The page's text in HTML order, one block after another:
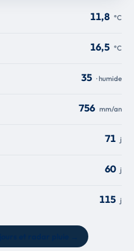
11,8 °C
16,5 °C
35 · humide
756 mm/an
71 j
60 j
115 j